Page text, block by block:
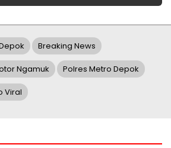
Breaking News
Ngamuk Polres Metro Depok
Viral